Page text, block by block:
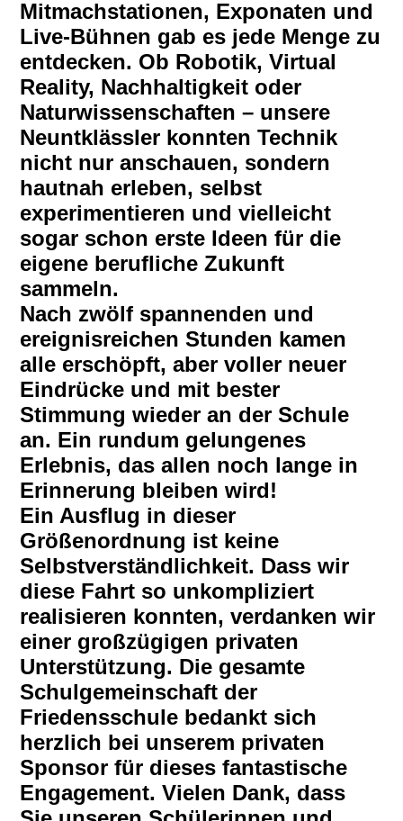
Mitmachstationen, Exponaten und
Live-Bühnen gab es jede Menge zu
entdecken. Ob Robotik, Virtual
Reality, Nachhaltigkeit oder
Naturwissenschaften – unsere
Neuntklässler konnten Technik
nicht nur anschauen, sondern
hautnah erleben, selbst
experimentieren und vielleicht
sogar schon erste Ideen für die
eigene berufliche Zukunft
sammeln.
Nach zwölf spannenden und
ereignisreichen Stunden kamen
alle erschöpft, aber voller neuer
Eindrücke und mit bester
Stimmung wieder an der Schule
an. Ein rundum gelungenes
Erlebnis, das allen noch lange in
Erinnerung bleiben wird!
Ein Ausflug in dieser
Größenordnung ist keine
Selbstverständlichkeit. Dass wir
diese Fahrt so unkompliziert
realisieren konnten, verdanken wir
einer großzügigen privaten
Unterstützung. ​Die gesamte
Schulgemeinschaft der
Friedensschule bedankt sich
herzlich bei unserem privaten
Sponsor für dieses fantastische
Engagement. Vielen Dank, dass